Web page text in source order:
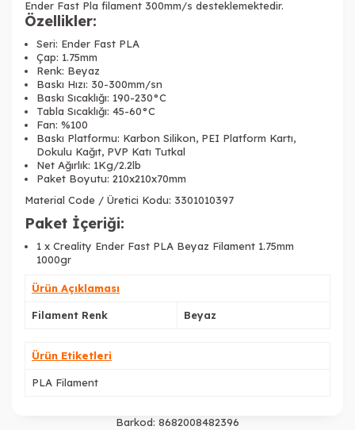
Ender Fast Pla filament 300mm/s desteklemektedir.
Özellikler:
Seri: Ender Fast PLA
Çap: 1.75mm
Renk: Beyaz
Baskı Hızı: 30-300mm/sn
Baskı Sıcaklığı: 190-230°C
Tabla Sıcaklığı: 45-60°C
Fan: %100
Baskı Platformu: Karbon Silikon, PEI Platform Kartı,
Dokulu Kağıt, PVP Katı Tutkal
Net Ağırlık: 1Kg/2.2lb
Paket Boyutu: 210x210x70mm
Material Code / Üretici Kodu: 3301010397
Paket İçeriği:
1 x Creality Ender Fast PLA Beyaz Filament 1.75mm
1000gr
Ürün Açıklaması
Filament Renk Beyaz
Ürün Etiketleri
PLA Filament
Barkod: 8682008482396